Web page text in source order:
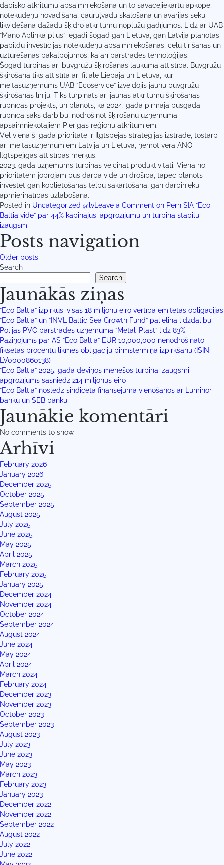
dabisko atkritumu apsaimniekošana un to savācējiekārtu apkope,
notekūdeņu novadīšana, cauruļvadu skalošana un avārijas seku
likvidēšana dažādu šķidro atkritumu noplūžu gadījumos. Līdz ar UAB
“Mano Aplinka plius” iegādi šogad gan Lietuvā, gan Latvijā plānotas
papildu investīcijas notekūdeņu apsaimniekošanas, ceļu tīrīšanas un
uzturēšanas pakalpojumos, kā arī pārstrādes tehnoloģijās.
Šogad turpinās arī būvgružu šķirošanas laukuma attīstība. Būvgružu
šķirošana tiks attīstīta arī filiālē Liepājā un Lietuvā, kur
meitasuzņēmums UAB “Ecoservice” izveidojis jaunu būvgružu
šķirošanas līniju. Tiks turpināts arī jaunās atkritumu šķirošanas
rūpnīcas projekts, un plānots, ka 2024. gada pirmajā pusgadā
rūpnīca sāks darbību, nodrošinot šķirošanu uzņēmuma
apsaimniekotajiem Pierīgas reģionu atkritumiem.
Vēl viena šī gada prioritāte ir Ilgtspējas stratēģijas izstrāde, tostarp
arī meitasuzņēmumiem Latvijā un Lietuvā, ņemot vērā ANO
Ilgtspējīgas attīstības mērķus.
2023. gadā uzņēmums turpinās veicināt produktivitāti. Viena no
prioritātēm joprojām būs darba vide un drošība, tāpēc plānots
investēt gan koplietošanas telpu sakārtošanā, gan darbinieku
apmierinātības uzlabošanā.
Posted in Uncategorized @lv Leave a Comment on Pērn SIA “Eco
Baltia vide” par 44% kāpinājusi apgrozījumu un turpina stabilu
izaugsmi
Posts navigation
Older posts
Search
Search
Jaunākās ziņas
“Eco Baltia” izpirkusi visas 18 miljonu eiro vērtībā emitētās obligācijas
“Eco Baltia” un “INVL Baltic Sea Growth Fund” palielina līdzdalību
Polijas PVC pārstrādes uzņēmumā “Metal-Plast” līdz 83%
Paziņojums par AS “Eco Baltia” EUR 10,000,000 nenodrošināto
fiksētas procentu likmes obligāciju pirmstermiņa izpirkšanu (ISIN:
LV0000860138)
“Eco Baltia” 2025. gada deviņos mēnešos turpina izaugsmi –
apgrozījums sasniedz 214 miljonus eiro
“Eco Baltia” noslēdz sindicēta finansējuma vienošanos ar Luminor
banku un SEB banku
Jaunākie komentāri
No comments to show.
Arhīvi
February 2026
January 2026
December 2025
October 2025
September 2025
August 2025
July 2025
June 2025
May 2025
April 2025
March 2025
February 2025
January 2025
December 2024
November 2024
October 2024
September 2024
August 2024
June 2024
May 2024
April 2024
March 2024
February 2024
December 2023
November 2023
October 2023
September 2023
August 2023
July 2023
June 2023
May 2023
March 2023
February 2023
January 2023
December 2022
November 2022
September 2022
August 2022
July 2022
June 2022